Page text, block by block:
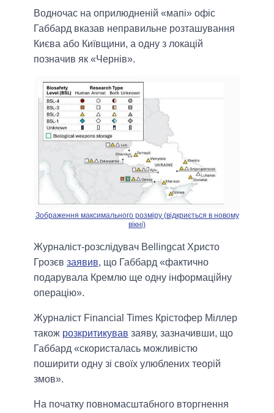
Водночас на оприлюдненій «мапі» офіс
Габбард вказав неправильне розташування
Києва або Київщини, а одну з локацій
позначив як «Чернів».
Зображення максимального розміру (відкриється в новому
вікні)
Журналіст-розслідувач Bellingcat Христо
Грозєв заявив, що Габбард «фактично
подарувала Кремлю ще одну інформаційну
операцію».
Журналіст Financial Times Крістофер Міллер
також розкритикував заяву, зазначивши, що
Габбард «скористалась можливістю
поширити одну зі своїх улюблених теорій
змов».
На початку повномасштабного вторгнення